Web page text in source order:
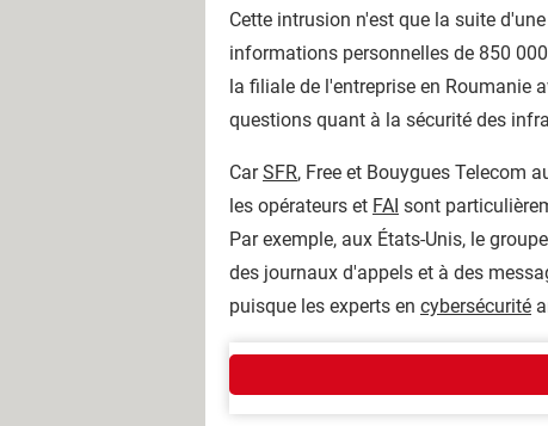
Cette intrusion n'est que la suite
informations personnelles de 850
la filiale de l'entreprise en Roumanie
questions quant à la sécurité des
CarSFR, Free et Bouygues Telecom
les opérateurs et FAI sont
Par exemple, aux États-Unis, le
des journaux d'appels et à des
puisque les experts en cybersécurité